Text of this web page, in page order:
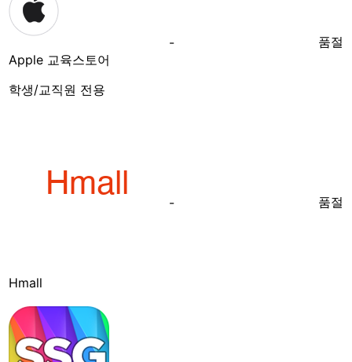
Apple 교육스토어
학생/교직원 전용
- 품절
Hmall
- 품절